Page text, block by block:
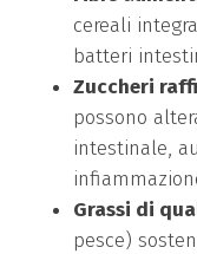
cereali
batteri
Zuccheri
possono
intestinale,
Grassi di
pesce)